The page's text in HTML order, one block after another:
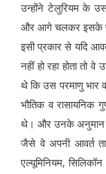
उन्होंने टेलुरियम के उस
और आगे चलकर इसके
इसी प्रकार से यदि
नहीं हो रहा होता तो
थे कि उस परमाणु भार
भौतिक व रासायनिक
थे। और उनके अनुमान
जैसे वे अपनी आवर्त
एल्यूमिनियम,